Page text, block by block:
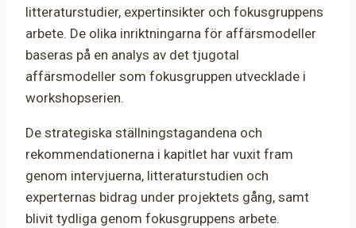
litteraturstudier, expertinsikter och fokusgruppens
arbete. De olika inriktningarna för affärsmodeller
baseras på en analys av det tjugotal
affärsmodeller som fokusgruppen utvecklade i
workshopserien.
De strategiska ställningstagandena och
rekommendationerna i kapitlet har vuxit fram
genom intervjuerna, litteraturstudien och
experternas bidrag under projektets gång, samt
blivit tydliga genom fokusgruppens arbete.